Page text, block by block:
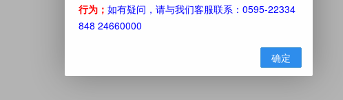
行为； 如有疑问，请与我们客服联系：0595-22334
848 24660000
确定